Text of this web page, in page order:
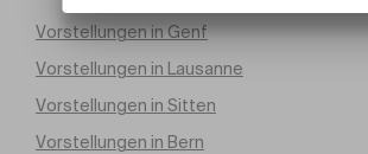
Vorstellungen in Genf
Vorstellungen in Lausanne
Vorstellungen in Sitten
Vorstellungen in Bern